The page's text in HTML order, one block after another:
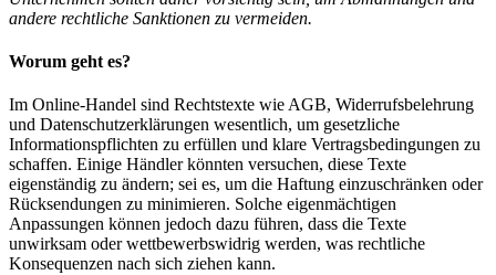
andere rechtliche Sanktionen zu vermeiden.
Worum geht es?
Im Online-Handel sind Rechtstexte wie AGB, Widerrufsbelehrung
und Datenschutzerklärungen wesentlich, um gesetzliche
Informationspflichten zu erfüllen und klare Vertragsbedingungen zu
schaffen. Einige Händler könnten versuchen, diese Texte
eigenständig zu ändern; sei es, um die Haftung einzuschränken oder
Rücksendungen zu minimieren. Solche eigenmächtigen
Anpassungen können jedoch dazu führen, dass die Texte
unwirksam oder wettbewerbswidrig werden, was rechtliche
Konsequenzen nach sich ziehen kann.